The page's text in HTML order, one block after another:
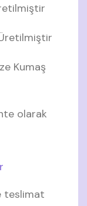
Kumaş
olarak
teslimat